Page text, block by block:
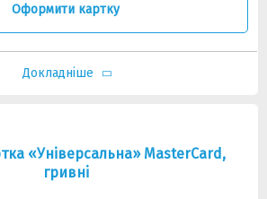
Оформити картку
Докладніше
«Універсальна» MasterCard,
гривнi